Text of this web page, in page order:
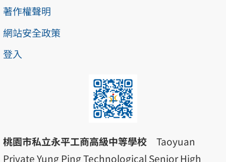
著作權聲明
網站安全政策
登入
桃園市私立永平工商高級中等學校 Taoyuan
Private Yung Ping Technological Senior High